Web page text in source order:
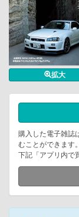
拡大
購入した電子雑誌
むことができます
下記「アプリ内で